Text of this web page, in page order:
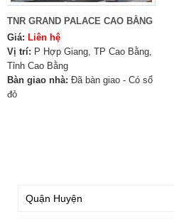
TNR GRAND PALACE CAO BẰNG
Giá: Liên hệ
Vị trí: P Hợp Giang, TP Cao Bằng,
Tỉnh Cao Bằng
Bàn giao nhà: Đã bàn giao - Có sổ
đỏ